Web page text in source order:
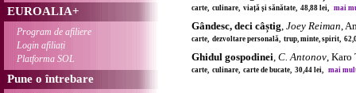
EUROALIA+
Program de afiliere
Login afiliați
Platforma SOL
Pune o întrebare
carte, culinare, viață și sănătate, 48,88 lei, mai
Gândesc, deci câștig, Joey Reiman,
carte, dezvoltare personală, trup, minte, spirit,
Ghidul gospodinei, C. Antonov, Karo
carte, culinare, carte de bucate, 30,44 lei, mai